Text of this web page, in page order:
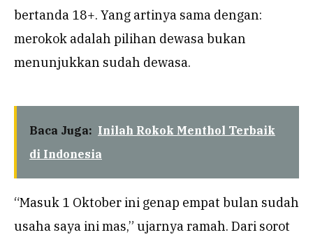
bertanda 18+. Yang artinya sama dengan:
merokok adalah pilihan dewasa bukan
menunjukkan sudah dewasa.
Baca Juga: Inilah Rokok Menthol Terbaik
di Indonesia
“Masuk 1 Oktober ini genap empat bulan sudah
usaha saya ini mas,” ujarnya ramah. Dari sorot